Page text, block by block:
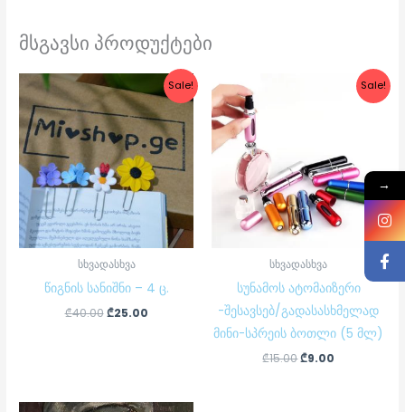
მსგავსი პროდუქტები
Sale!
სხვადასხვა
წიგნის სანიშნი – 4 ც.
₾40.00
Original
price
was:
₾40.00.
₾25.00
Current
price
is:
₾25.00.
Sale!
სხვადასხვა
სუნამოს ატომაიზერი
-შესავსებ/გადასასხმელად
მინი-სპრეის ბოთლი (5 მლ)
₾15.00₾9.00
Current
price
→